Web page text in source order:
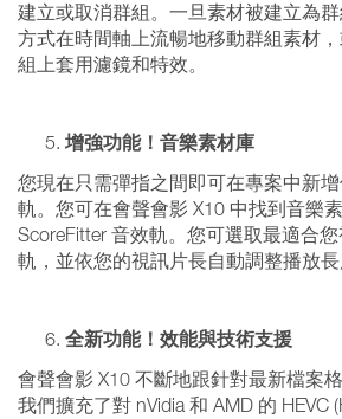
建立或取消群組。一旦素材被建立為
方式在時間軸上流暢地移動群組素材
組上套用濾鏡和特效。
增強功能！音樂素材庫
您現在只需彈指之間即可在專案中新
軌。您可在會聲會影 X10 中找到音樂
ScoreFitter 音效軌。您可選取最適合
軌，並依您的視訊片長自動調整播放長
全新功能！效能與技術支援
會聲會影 X10 不斷地跟針對最新檔案
我們擴充了對 nVidia 和 AMD 的 HEVC